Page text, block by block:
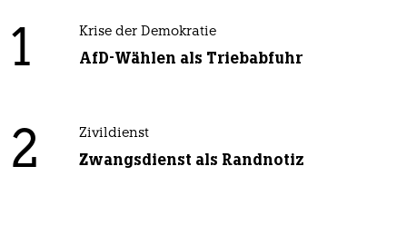
1 Krise der Demokratie
AfD-Wählen als Triebabfuhr
2 Zivildienst
Zwangsdienst als Randnotiz